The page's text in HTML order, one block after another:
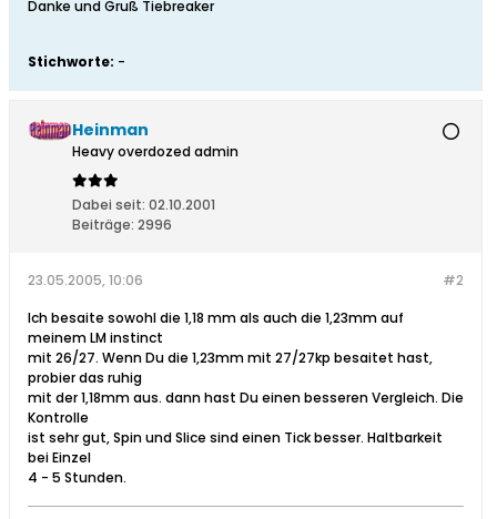
Danke und Gruß Tiebreaker
Stichworte: -
Heinman
Heavy overdozed admin
Dabei seit: 02.10.2001
Beiträge: 2996
#2
23.05.2005, 10:06
Ich besaite sowohl die 1,18 mm als auch die 1,23mm auf
meinem LM instinct
mit 26/27. Wenn Du die 1,23mm mit 27/27kp besaitet hast,
probier das ruhig
mit der 1,18mm aus. dann hast Du einen besseren Vergleich. Die
Kontrolle
ist sehr gut, Spin und Slice sind einen Tick besser. Haltbarkeit
bei Einzel
4 - 5 Stunden.